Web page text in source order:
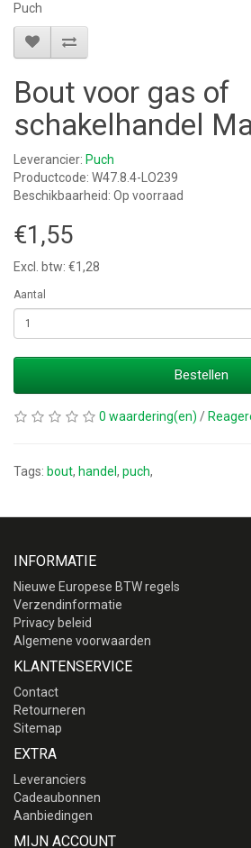
Puch
Bout voor gas of
schakelhandel
Leverancier: Puch
Productcode: W47.8.4-LO239
Beschikbaarheid: Op voorraad
€1,55
Excl. btw: €1,28
Aantal
Bestellen
0 waardering(en) /
Tags: bout, handel , puch,
INFORMATIE
Nieuwe Europese BTW regels
Verzendinformatie
Privacy beleid
Algemene voorwaarden
KLANTENSERVICE
Contact
Retourneren
Sitemap
EXTRA
Leveranciers
Cadeaubonnen
Aanbiedingen
MIJN ACCOUNT